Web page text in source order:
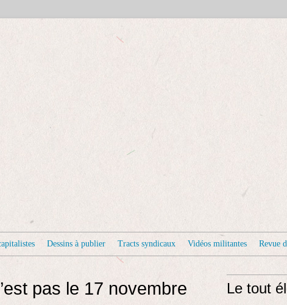
Dessins à publier Tracts syndicaux Vidéos militantes Revue
pas le 17 novembre
Le tout